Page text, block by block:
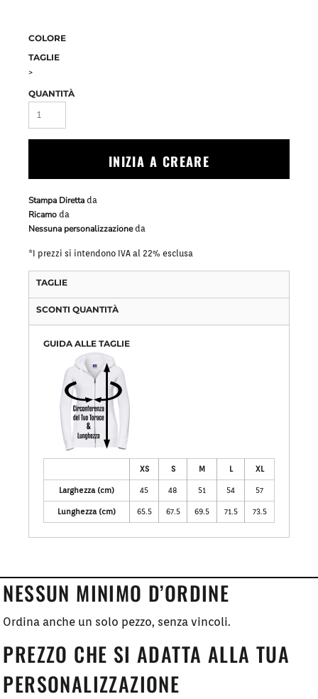
COLORE
TAGLIE
>
QUANTITÀ
INIZIA A CREARE
Stampa Diretta da
Ricamo da
Nessuna personalizzazioneda
*I prezzi si intendono IVA al 22% esclusa
TAGLIE
SCONTI QUANTITÀ
GUIDA ALLE TAGLIE
XS S M L XL
Larghezza (cm) 45 48 51 54 57
Lunghezza (cm) 65.5 67.5 69.5 71.5 73.5
NESSUN MINIMO D’ORDINE
Ordina anche un solo pezzo, senza vincoli.
PREZZO CHE SI ADATTA ALLA TUA
PERSONALIZZAZIONE